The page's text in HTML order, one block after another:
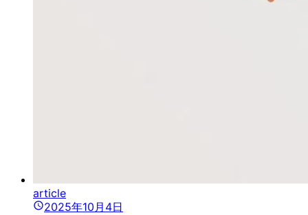
article
2025年10月4日